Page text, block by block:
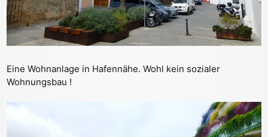
Eine Wohnanlage in Hafennähe. Wohl kein sozialer
Wohnungsbau !